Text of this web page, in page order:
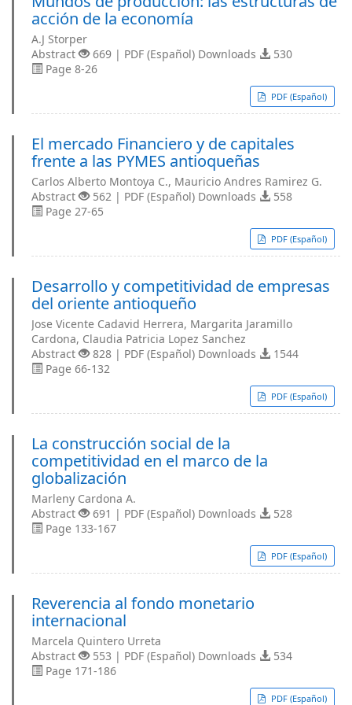
acción de la economía
A.J Storper
Abstract
669 | PDF (Español) Downloads
530
Page 8-26
PDF (Español)
El mercado Financiero y de capitales
frente a las PYMES antioqueñas
Carlos Alberto Montoya C., Mauricio Andres Ramirez G.
Abstract
562 | PDF (Español) Downloads
558
Page 27-65
PDF (Español)
Desarrollo y competitividad de empresas
del oriente antioqueño
Jose Vicente Cadavid Herrera, Margarita Jaramillo
Cardona, Claudia Patricia Lopez Sanchez
Abstract
828 | PDF (Español) Downloads
1544
Page 66-132
PDF (Español)
La construcción social de la
competitividad en el marco de la
globalización
Marleny Cardona A.
Abstract
691 | PDF (Español) Downloads
528
Page 133-167
PDF (Español)
Reverencia al fondo monetario
internacional
Marcela Quintero Urreta
Abstract
553 | PDF (Español) Downloads
534
Page 171-186
PDF (Español)